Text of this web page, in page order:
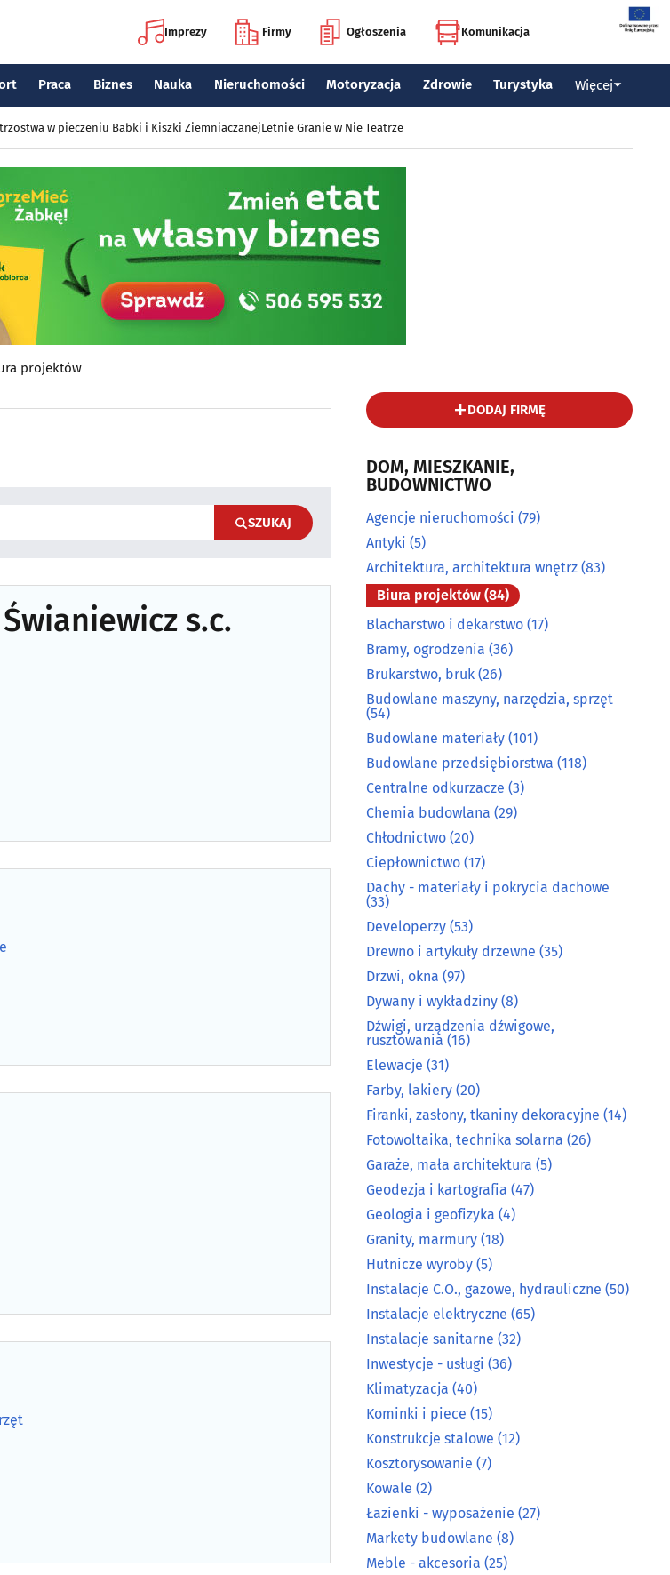
Imprezy Firmy Ogłoszenia Komunikacja
Praca Biznes Nauka Nieruchomości Motoryzacja Zdrowie Turystyka Więcej
w pieczeniu Babki i Kiszki ZiemniaczanejLetnie Granie w Nie Teatrze
projektów
SZUKAJ
s.c.
DODAJ FIRMĘ
DOM, MIESZKANIE,
BUDOWNICTWO
Agencje nieruchomości (79)
Antyki (5)
Architektura, architektura wnętrz (83)
Biura projektów (84)
Blacharstwo i dekarstwo (17)
Bramy, ogrodzenia (36)
Brukarstwo, bruk (26)
Budowlane maszyny, narzędzia, sprzęt
(54)
Budowlane materiały (101)
Budowlane przedsiębiorstwa (118)
Centralne odkurzacze (3)
Chemia budowlana (29)
Chłodnictwo (20)
Ciepłownictwo (17)
Dachy - materiały i pokrycia dachowe
(33)
Developerzy (53)
Drewno i artykuły drzewne (35)
Drzwi, okna (97)
Dywany i wykładziny (8)
Dźwigi, urządzenia dźwigowe,
rusztowania (16)
Elewacje (31)
Farby, lakiery (20)
Firanki, zasłony, tkaniny dekoracyjne (14)
Fotowoltaika, technika solarna (26)
Garaże, mała architektura (5)
Geodezja i kartografia (47)
Geologia i geofizyka (4)
Granity, marmury (18)
Hutnicze wyroby (5)
Instalacje C.O., gazowe, hydrauliczne (50)
Instalacje elektryczne (65)
Instalacje sanitarne (32)
Inwestycje - usługi (36)
Klimatyzacja (40)
Kominki i piece (15)
Konstrukcje stalowe (12)
Kosztorysowanie (7)
Kowale (2)
Łazienki - wyposażenie (27)
Markety budowlane (8)
Meble - akcesoria (25)